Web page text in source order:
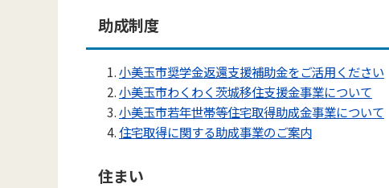
助成制度
小美玉市奨学金返還支援補助金をご活用ください
小美玉市わくわく茨城移住支援金事業について
小美玉市若年世帯等住宅取得助成金事業について
住宅取得に関する助成事業のご案内
住まい